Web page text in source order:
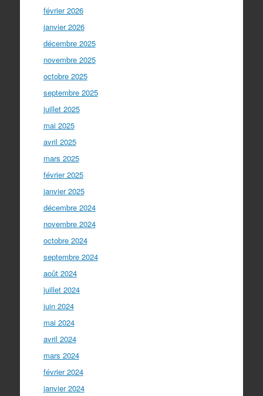
février 2026
janvier 2026
décembre 2025
novembre 2025
octobre 2025
septembre 2025
juillet 2025
mai 2025
avril 2025
mars 2025
février 2025
janvier 2025
décembre 2024
novembre 2024
octobre 2024
septembre 2024
août 2024
juillet 2024
juin 2024
mai 2024
avril 2024
mars 2024
février 2024
janvier 2024